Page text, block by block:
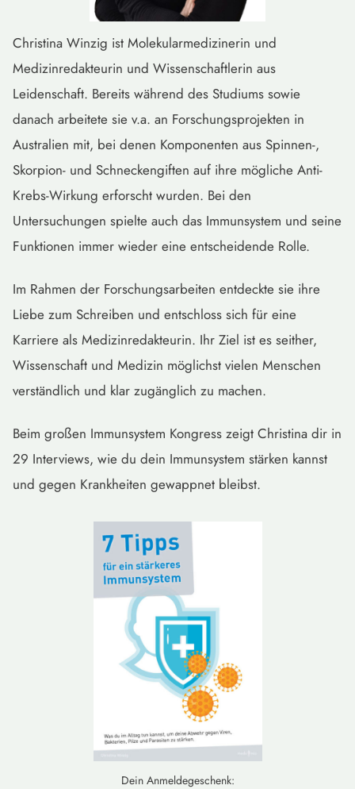
Christina Winzig ist Molekularmedizinerin und
Medizinredakteurin und Wissenschaftlerin aus
Leidenschaft. Bereits während des Studiums sowie
danach arbeitete sie v.a. an Forschungsprojekten in
Australien mit, bei denen Komponenten aus Spinnen-,
Skorpion- und Schneckengiften auf ihre mögliche Anti-
Krebs-Wirkung erforscht wurden. Bei den
Untersuchungen spielte auch das Immunsystem und seine
Funktionen immer wieder eine entscheidende Rolle.
Im Rahmen der Forschungsarbeiten entdeckte sie ihre
Liebe zum Schreiben und entschloss sich für eine
Karriere als Medizinredakteurin. Ihr Ziel ist es seither,
Wissenschaft und Medizin möglichst vielen Menschen
verständlich und klar zugänglich zu machen.
Beim großen Immunsystem Kongress zeigt Christina dir in
29 Interviews, wie du dein Immunsystem stärken kannst
und gegen Krankheiten gewappnet bleibst.
Dein Anmeldegeschenk: